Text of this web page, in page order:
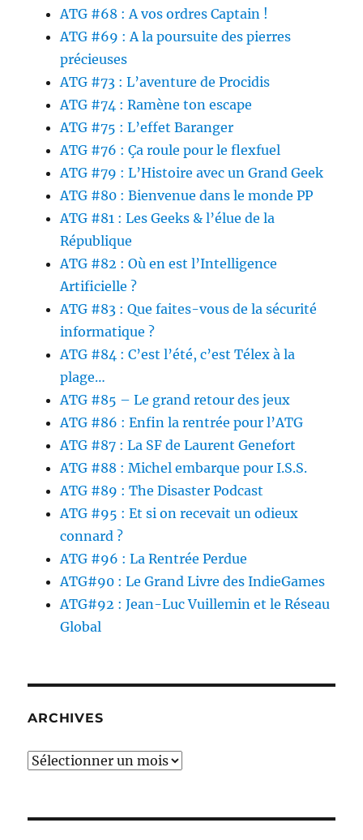
ATG #68 : A vos ordres Captain !
ATG #69 : A la poursuite des pierres
précieuses
ATG #73 : L’aventure de Procidis
ATG #74 : Ramène ton escape
ATG #75 : L’effet Baranger
ATG #76 : Ça roule pour le flexfuel
ATG #79 : L’Histoire avec un Grand Geek
ATG #80 : Bienvenue dans le monde PP
ATG #81 : Les Geeks & l’élue de la
République
ATG #82 : Où en est l’Intelligence
Artificielle ?
ATG #83 : Que faites-vous de la sécurité
informatique ?
ATG #84 : C’est l’été, c’est Télex à la
plage…
ATG #85 – Le grand retour des jeux
ATG #86 : Enfin la rentrée pour l’ATG
ATG #87 : La SF de Laurent Genefort
ATG #88 : Michel embarque pour I.S.S.
ATG #89 : The Disaster Podcast
ATG #95 : Et si on recevait un odieux
connard ?
ATG #96 : La Rentrée Perdue
ATG#90 : Le Grand Livre des IndieGames
ATG#92 : Jean-Luc Vuillemin et le Réseau
Global
ARCHIVES
Archives